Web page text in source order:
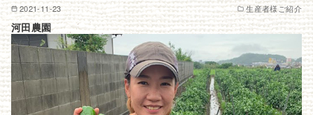
2021-11-23 生産者様ご紹介
河田農園